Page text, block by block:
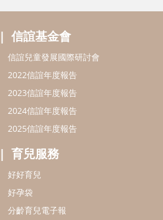
信誼基金會
信誼兒童發展國際研討會
2022信誼年度報告
2023信誼年度報告
2024信誼年度報告
2025信誼年度報告
育兒服務
好好育兒
好孕袋
分齡育兒電子報